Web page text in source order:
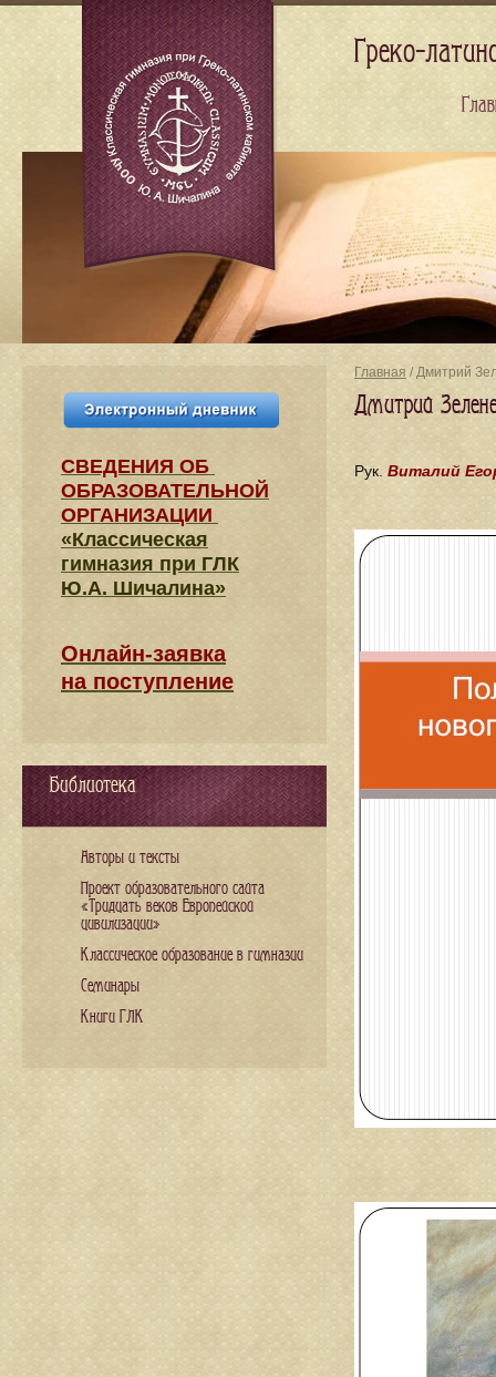
Главная / Дмитрий
Дмитрий
Рук.Виталий
СВЕДЕНИЯ​ ОБ
ОБРАЗОВАТЕЛЬНОЙ
ОРГАНИЗАЦИИ
«Классическая
гимназия при ГЛК
Ю.А. Шичалина»
Онлайн-заявка
на поступление
Библиотека
Авторы и тексты
Проект образовательного сайта
«Тридцать веков Европейской
цивилизации»
Классическое образование в гимназии
Семинары
Книги ГЛК
Греко-